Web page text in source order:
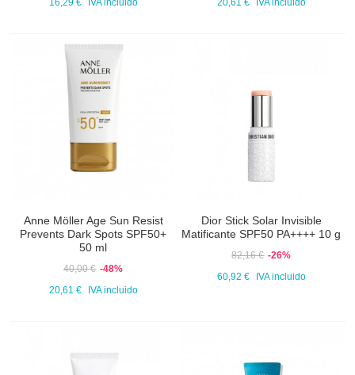
16,29 € IVA incluido 20,61 € IVA incluido
Anne Möller Age Sun Resist
Prevents Dark Spots SPF50+
50 ml
40,00 € -48%
20,61 €
IVA incluido
Dior Stick Solar Invisible
Matificante SPF50 PA++++ 10 g
82,16 € -26%
60,92 €
IVA incluido